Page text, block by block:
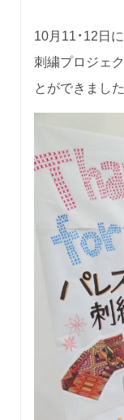
10月11・12日
刺繍プロジェ
とができました